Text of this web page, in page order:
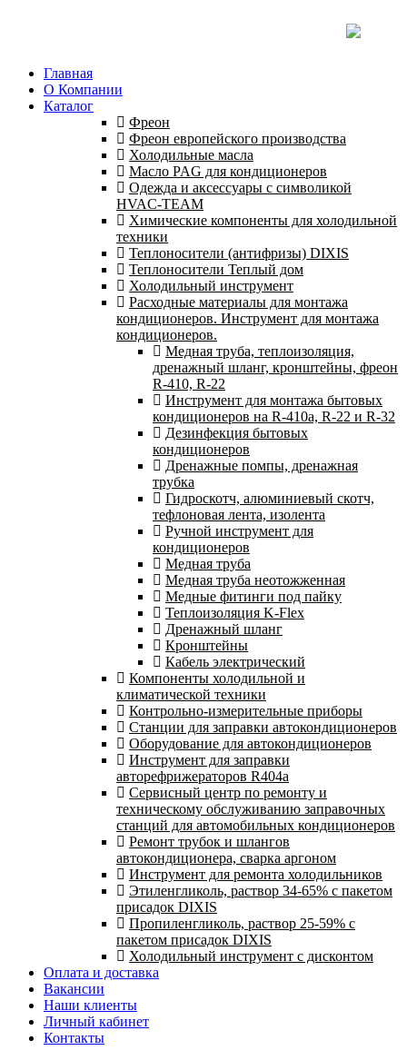
Главная
О Компании
Каталог
Фреон
Фреон европейского производства
Холодильные масла
Масло PAG для кондиционеров
Одежда и аксессуары с символикой
HVAC-TEAM
Химические компоненты для холодильной
техники
Теплоносители (антифризы) DIXIS
Теплоносители Теплый дом
Холодильный инструмент
Расходные материалы для монтажа
кондиционеров. Инструмент для монтажа
кондиционеров.
Медная труба, теплоизоляция,
дренажный шланг, кронштейны, фреон
R-410, R-22
Инструмент для монтажа бытовых
кондиционеров на R-410а, R-22 и R-32
Дезинфекция бытовых
кондиционеров
Дренажные помпы, дренажная
трубка
Гидроскотч, алюминиевый скотч,
тефлоновая лента, изолента
Ручной инструмент для
кондиционеров
Медная труба
Медная труба неотожженная
Медные фитинги под пайку
Теплоизоляция K-Flex
Дренажный шланг
Кронштейны
Кабель электрический
Компоненты холодильной и
климатической техники
Контрольно-измерительные приборы
Станции для заправки автокондиционеров
Оборудование для автокондиционеров
Инструмент для заправки
авторефрижераторов R404a
Сервисный центр по ремонту и
техническому обслуживанию заправочных
станций для автомобильных кондиционеров
Ремонт трубок и шлангов
автокондиционера, сварка аргоном
Инструмент для ремонта холодильников
Этиленгликоль, раствор 34-65% с пакетом
присадок DIXIS
Пропиленгликоль, раствор 25-59% с
пакетом присадок DIXIS
Холодильный инструмент с дисконтом
Оплата и доставка
Вакансии
Наши клиенты
Личный кабинет
Контакты